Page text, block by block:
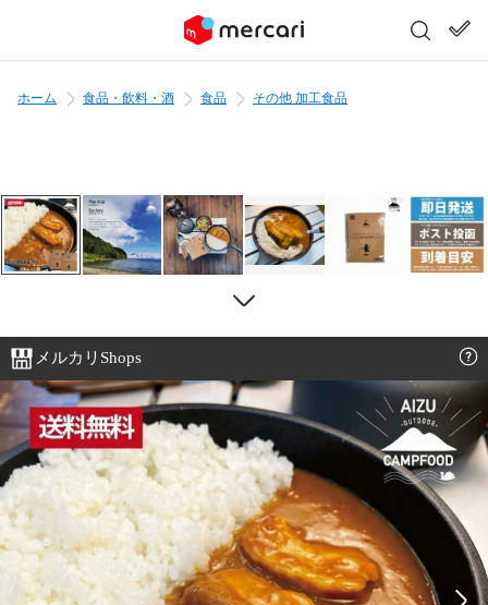
ホーム 食品・飲料・酒 食品 その他 加工食品
メルカリShops